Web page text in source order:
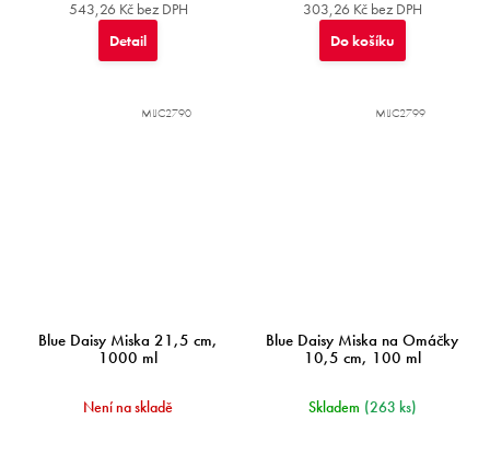
543,26 Kč bez DPH
Detail
303,26 Kč bez DPH
Do košíku
Blue Daisy Miska 21,5 cm,
1000 ml
Není na skladě
MIJC2790
Blue Daisy Miska na Omáčky
10,5 cm, 100 ml
Skladem (263 ks)
MIJC2799